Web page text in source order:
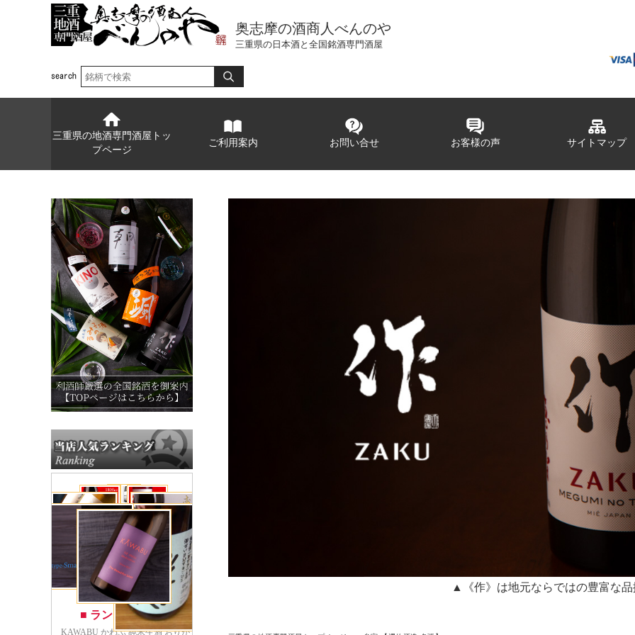
奥志摩の酒商人べんのや
三重県の日本酒と全国銘酒専門酒屋
三重県の地酒専門酒屋トッ
プページ
ご利用案内 お問い合せ お客様の声 サイトマップ
▲《作》は地元ならではの豊富な